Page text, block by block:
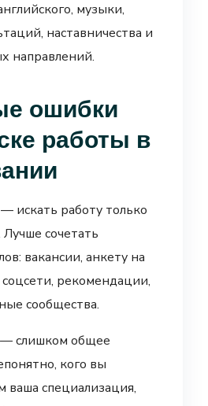
музыки,
наставничества и
направлений.
ошибки
работы в
искать работу только
сочетать
вакансии, анкету на
рекомендации,
сообщества.
слишком общее
кого вы
ваша специализация,